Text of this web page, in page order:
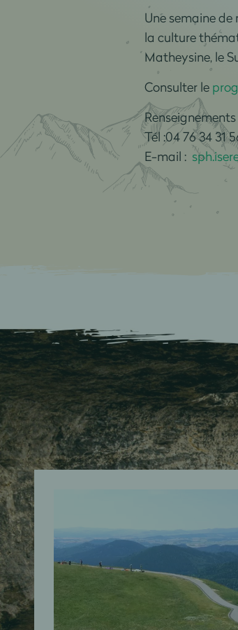
Une semaine
la culture
Matheysine, le
Consulter le
Tél :04 76 34 31
E-mail :